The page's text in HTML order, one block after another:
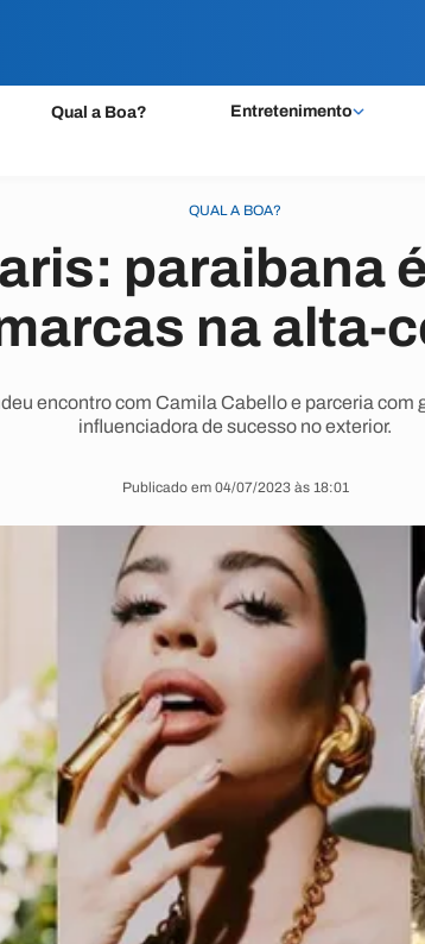
Qual a Boa? Entretenimento
QUAL A BOA?
paraibana
na alta-
encontro com Camila Cabello e parceria com
influenciadora de sucesso no exterior.
Publicado em 04/07/2023 às 18:01